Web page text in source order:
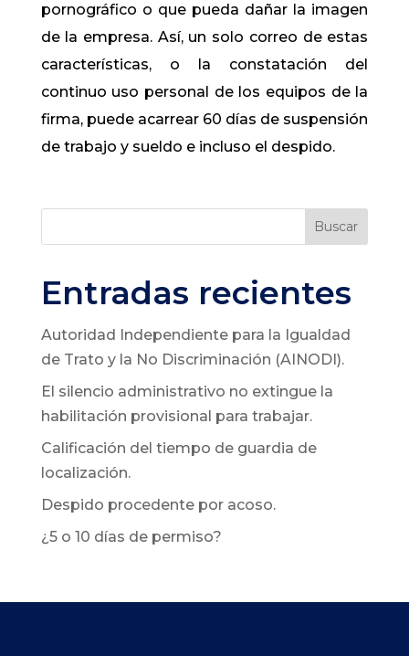
pornográfico o que pueda dañar la imagen
de la empresa. Así, un solo correo de estas
características, o la constatación del
continuo uso personal de los equipos de la
firma, puede acarrear 60 días de suspensión
de trabajo y sueldo e incluso el despido.
Buscar
Entradas recientes
Autoridad Independiente para la Igualdad
de Trato y la No Discriminación (AINODI).
El silencio administrativo no extingue la
habilitación provisional para trabajar.
Calificación del tiempo de guardia de
localización.
Despido procedente por acoso.
¿5 o 10 días de permiso?